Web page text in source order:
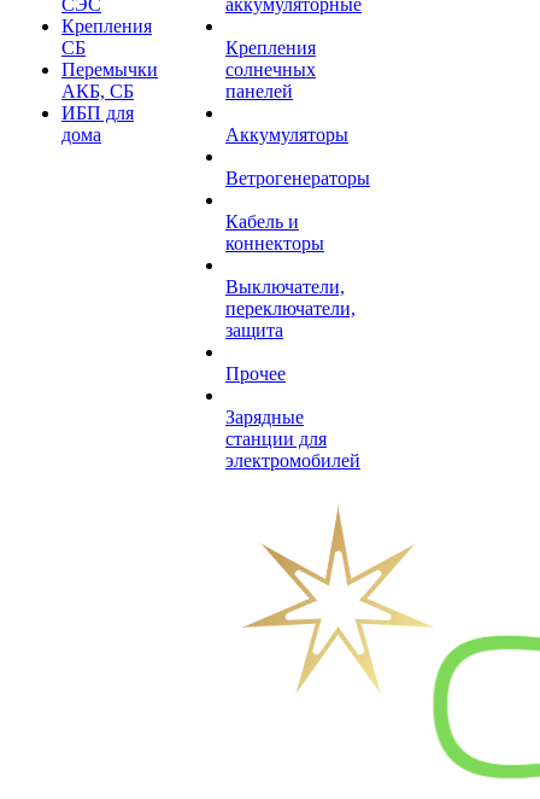
СЭС
Крепления
СБ
Перемычки
АКБ, СБ
ИБП для
дома
аккумуляторные
Крепления
солнечных
панелей
Аккумуляторы
Ветрогенераторы
Кабель и
коннекторы
Выключатели,
переключатели,
защита
Прочее
Зарядные
станции для
электромобилей